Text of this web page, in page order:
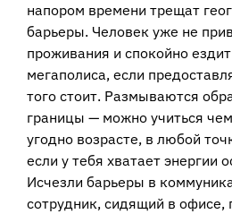
напором времени трещат
барьеры. Человек уже не
проживания и спокойно
мегаполиса, если
того стоит. Размываются
границы — можно учиться
угодно возрасте, в любой
если у тебя хватает энергии
Исчезли барьеры в
сотрудник, сидящий в офисе,